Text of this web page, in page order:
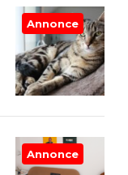
Annonce
Annonce